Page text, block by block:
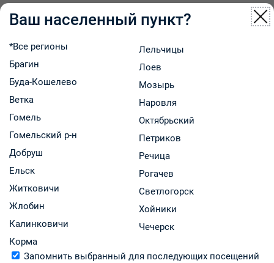
Описание товара
Инструкция
Инструкция препарата
Селективные
блокаторы
каналов с
преимущественным влиянием на сосуды.
Дигидропиридиновые производные.
Показания к применению:
- артериальная гипертензия
- хроническая стабильная стенокардия
- вазоспастическая стенокардия (стенокардия
Принцметала).
Ваш населенный пункт?
*Все регионы
Брагин
Буда-Кошелево
Ветка
Гомель
Гомельский р-н
Добруш
Ельск
Житковичи
Жлобин
Калинковичи
Корма
Лельчицы
Лоев
Мозырь
Наровля
Октябрьский
Петриков
Речица
Рогачев
Светлогорск
Хойники
Чечерск
Запомнить выбранный для последующих посещений